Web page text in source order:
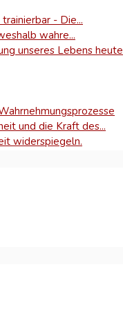
- Die...
wahre...
unseres Lebens heute
und die Kraft des...
widerspiegeln.